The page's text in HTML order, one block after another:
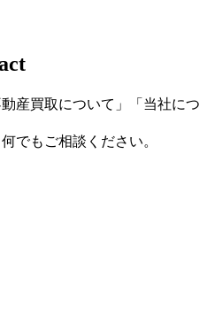
産買取について」「当社につ
でもご相談ください。